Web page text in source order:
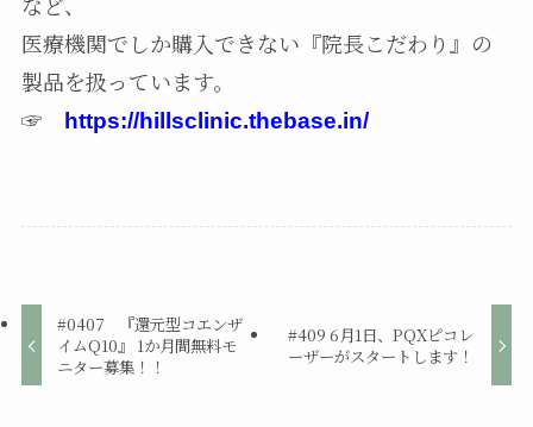
医療機関でしか購入できない『院長こだわり』の
製品を扱っています。
☞
https://hillsclinic.thebase.in/
#0407 『還元型コエンザ
イムQ10』 1か月間無料モ
ニター募集！！
#409 6月1日、PQXピコレ
ーザーがスタートします！